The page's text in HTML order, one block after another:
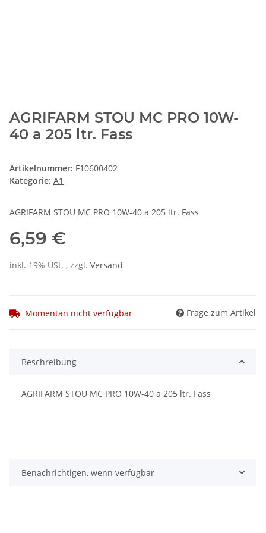
AGRIFARM STOU MC PRO 10W-
40 a 205 ltr. Fass
Artikelnummer: F10600402
Kategorie: A1
AGRIFARM STOU MC PRO 10W-40 a 205 ltr. Fass
6,59 €
inkl. 19% USt. , zzgl. Versand
Momentan nicht verfügbar Frage zum Artikel
Beschreibung
AGRIFARM STOU MC PRO 10W-40 a 205 ltr. Fass
Benachrichtigen, wenn verfügbar